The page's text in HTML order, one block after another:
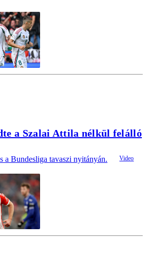
a Szalai Attila nélkül felálló
a Bundesliga tavaszi nyitányán.